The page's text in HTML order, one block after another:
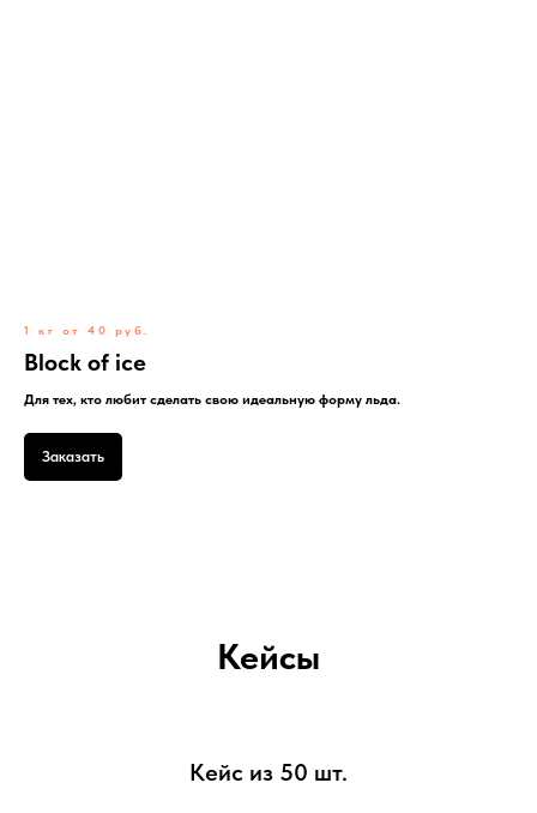
1 кг от 40 руб.
Block of ice
Для тех, кто любит сделать свою идеальную форму льда.
Заказать
Кейсы
Кейс из 50 шт.